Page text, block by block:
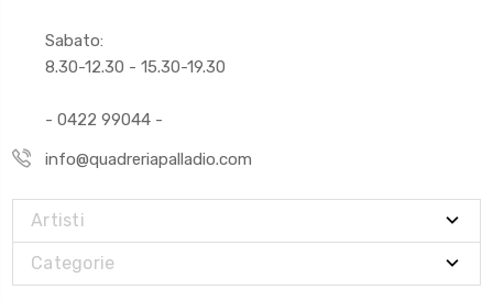
Sabato:
8.30-12.30 - 15.30-19.30
- 0422 99044 -
info@quadreriapalladio.com
Artisti
Categorie